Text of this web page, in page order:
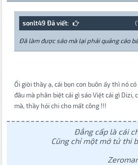
sonlt49 Đã viết:
Đã làm được sáo mà lại phải quảng cáo
Ối giời thầy ạ, cái bọn con buôn ấy thì nó
đâu mà phân biệt cái gì sáo Việt cái gì Dizi,
mà, thầy hỏi chi cho mất công !!!
Đẳng cấp là cái
Cũng chỉ một mớ tử thi
Zeroman Vo